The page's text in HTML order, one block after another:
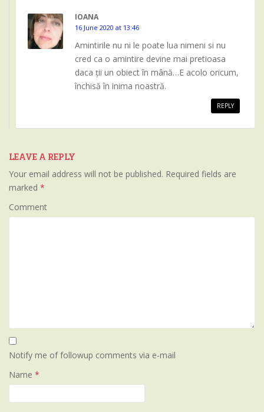
IOANA
16 June 2020 at 13:46
Amintirile nu ni le poate lua nimeni si nu
cred ca o amintire devine mai pretioasa
daca ții un obiect în mână…E acolo oricum,
închisă în inima noastră.
REPLY
LEAVE A REPLY
Your email address will not be published. Required fields are
marked *
Comment
Notify me of followup comments via e-mail
Name *